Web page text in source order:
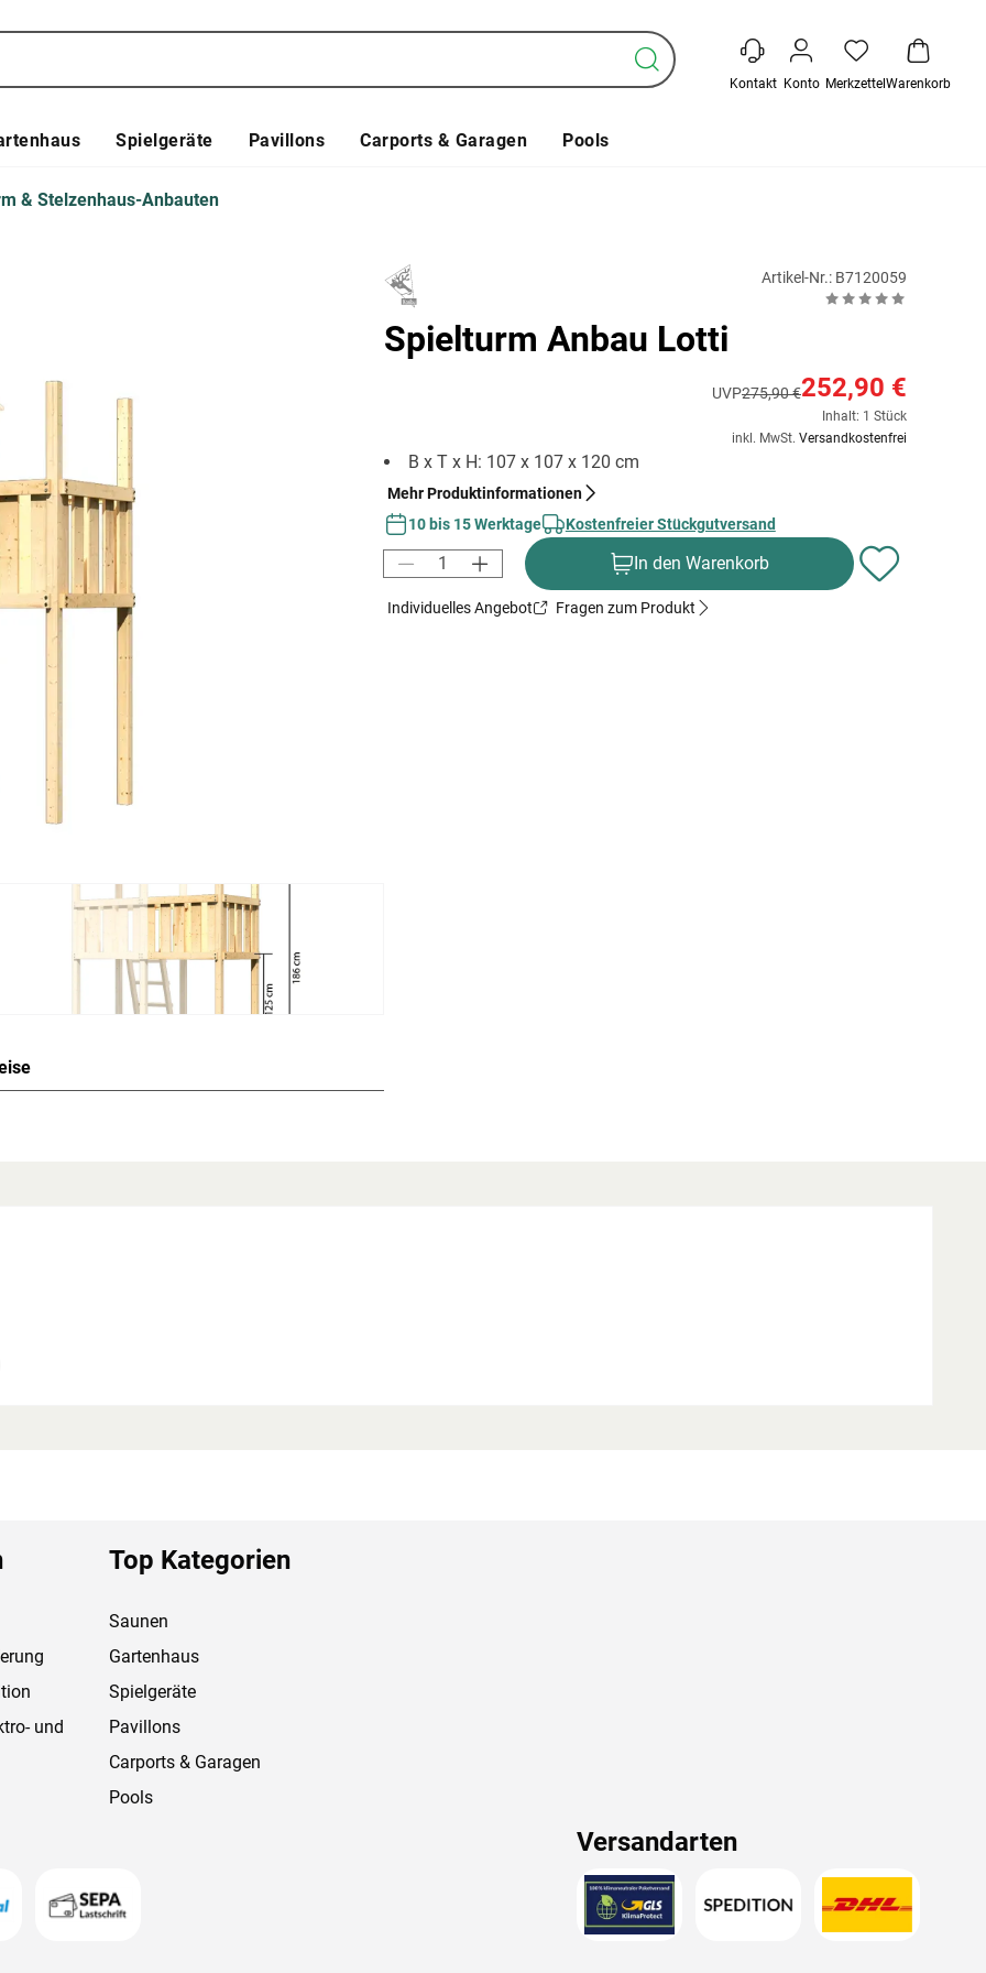
Kontakt Konto Merkzettel Warenkorb
Spielgeräte Pavillons Carports & Garagen Pools
& Stelzenhaus-Anbauten
und Sicherheit für ihr Kind. Zur Befestigung
beträgt max. 150 kg.
Artikel-Nr.: B7120059
Spielturm Anbau Lotti
UVP275,90 €252,90 €
Inhalt: 1 Stück
inkl. MwSt. Versandkostenfrei
B x T x H: 107 x 107 x 120 cm
Mehr Produktinformationen
10 bis 15 Werktage
Kostenfreier Stückgutversand
In den Warenkorb
Individuelles Angebot Fragen zum Produkt
und
Top Kategorien
Saunen
Gartenhaus
Spielgeräte
Pavillons
Carports & Garagen
Pools
Versandarten